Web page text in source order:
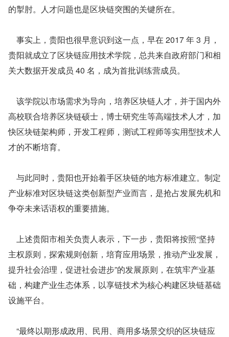
的掣肘。人才问题也是区块链突围的关键所在。
事实上，贵阳也很早意识到这一点，早在 2017 年 3 月，
贵阳就成立了区块链应用技术学院，总共来自政府部门和相
关大数据开发成员 40 名，成为首批训练营成员。
该学院以市场需求为导向，培养区块链人才，并于国内外
高校联合培养区块链硕士，博士研究生等高端技术人才，加
快区块链架构师，开发工程师，测试工程师等实用型技术人
才的不断培育。
与此同时，贵阳也开始着手区块链的地方标准建立。制定
产业标准对区块链这类创新型产业而言，是抢占发展先机和
争夺未来话语权的重要措施。
上述贵阳市相关负责人表示，下一步，贵阳将按照“坚持
主权原则，探索规则创新，培育应用场景，推动产业发展，
提升社会治理，促进社会进步”的发展原则，在筑牢产业基
础，构建产业生态体系，以享链技术为核心构建区块链基础
设施平台。
“最终以期形成政用、民用、商用多场景交织的区块链应